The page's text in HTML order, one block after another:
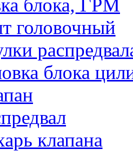
блока, ГРМ
головочный
блока
клапана